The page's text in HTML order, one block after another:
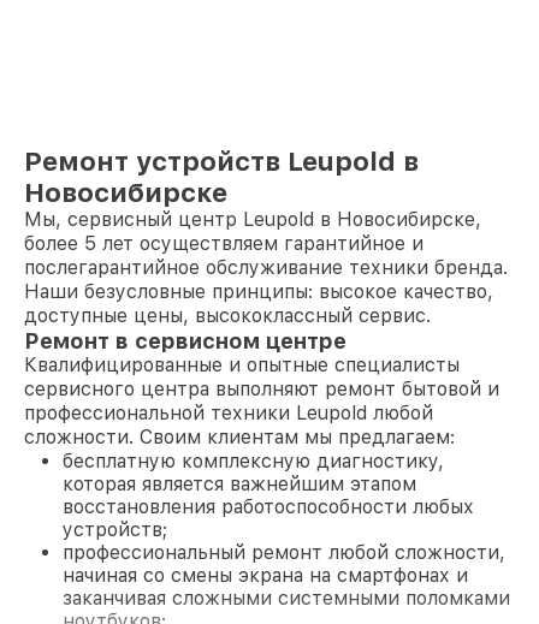
Ремонт устройств Leupold в
Новосибирске
Мы, сервисный центр Leupold в Новосибирске,
более 5 лет осуществляем гарантийное и
послегарантийное обслуживание техники бренда.
Наши безусловные принципы: высокое качество,
доступные цены, высококлассный сервис.
Ремонт в сервисном центре
Квалифицированные и опытные специалисты
сервисного центра выполняют ремонт бытовой и
профессиональной техники Leupold любой
сложности. Своим клиентам мы предлагаем:
бесплатную комплексную диагностику,
которая является важнейшим этапом
восстановления работоспособности любых
устройств;
профессиональный ремонт любой сложности,
начиная со смены экрана на смартфонах и
заканчивая сложными системными поломками